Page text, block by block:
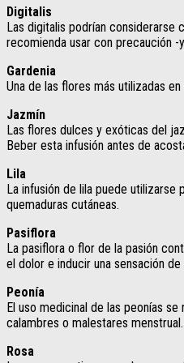
Digitalis
Las digitalis podrían
recomienda usar con precaución
Gardenia
Una de las flores más utilizadas
Jazmín
Las flores dulces y exóticas del
Beber esta infusión antes de
Lila
La infusión de lila puede
quemaduras cutáneas.
Pasiflora
La pasiflora o flor de la pasión
el dolor e inducir una sensación de
Peonía
El uso medicinal de las peonías
calambres o malestares menstrual.
Rosa